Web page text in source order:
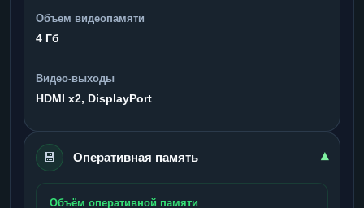
Объем видеопамяти
4 Гб
Видео-выходы
HDMI x2, DisplayPort
💾 Оперативная память ▾
Объём оперативной памяти